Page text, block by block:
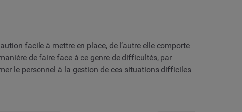
facile à mettre en place, de l’autre elle comporte
de faire face à ce genre de difficultés, par
le personnel à la gestion de ces situations difficiles